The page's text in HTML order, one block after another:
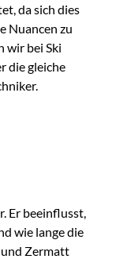
da sich dies
Nuancen zu
wir bei Ski
die gleiche
Er beeinflusst,
wie lange die
und Zermatt